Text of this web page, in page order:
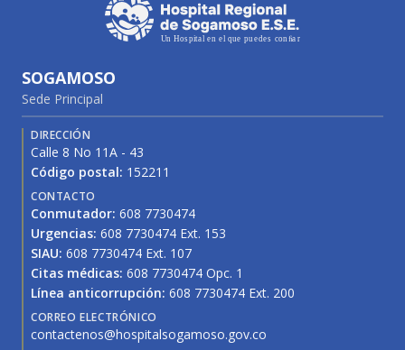
SOGAMOSO
Sede Principal
DIRECCIÓN
Calle 8 No 11A - 43
Código postal: 152211
CONTACTO
Conmutador: 608 7730474
Urgencias: 608 7730474 Ext. 153
SIAU: 608 7730474 Ext. 107
Citas médicas: 608 7730474 Opc. 1
Línea anticorrupción: 608 7730474 Ext. 200
CORREO ELECTRÓNICO
contactenos@hospitalsogamoso.gov.co